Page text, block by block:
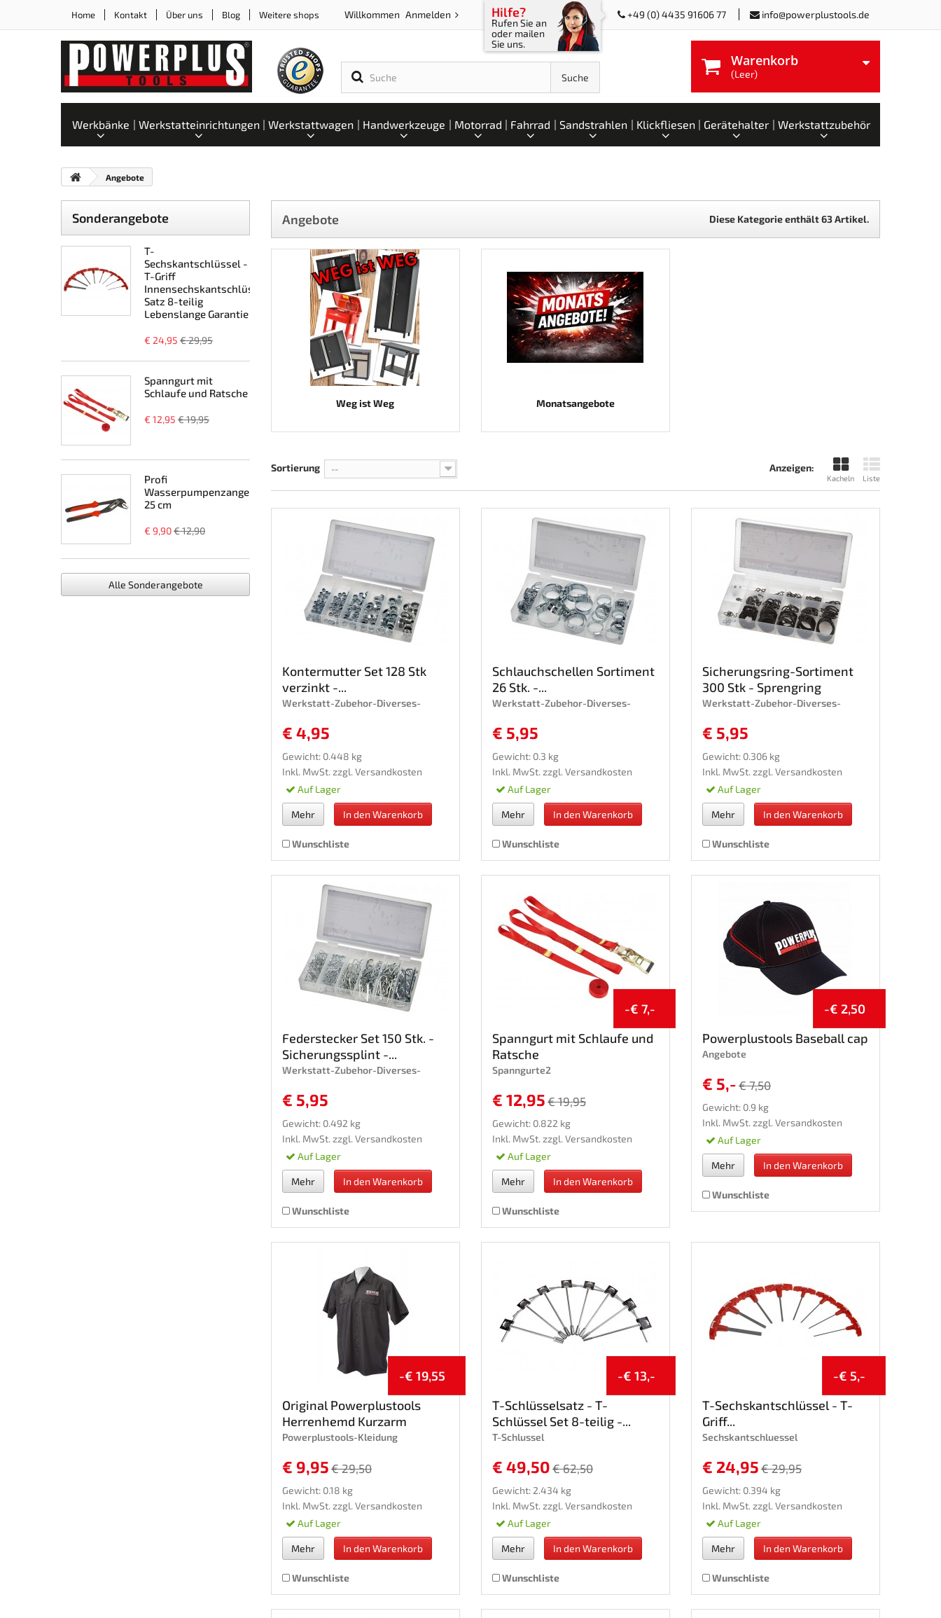
Home Kontakt Über uns Blog Weitere shops Willkommen Anmelden Hilfe?
Rufen Sie an
oder mailen
Sie uns.
+49 (0) 4435 91606 77 info@powerplustools.de
Suche
Warenkorb
(Leer)
Werkbänke Werkstatteinrichtungen Werkstattwagen Handwerkzeuge Motorrad Fahrrad Sandstrahlen Klickfliesen Gerätehalter Werkstattzubehör
Angebote
Sonderangebote
T-
Sechskantschlüssel -
T-Griff
Innensechskantschlüssel
Satz 8-teilig
Lebenslange Garantie
€ 24,95 € 29,95
Spanngurt mit
Schlaufe und Ratsche
€ 12,95 € 19,95
Profi
Wasserpumpenzange
25 cm
€ 9,90€ 12,90
Alle Sonderangebote
Angebote Diese Kategorie enthält 63 Artikel.
Weg ist Weg Monatsangebote
Anzeigen:
Kacheln Liste
Sortierung --
Kontermutter Set 128 Stk
verzinkt -...
Werkstatt-Zubehor-Diverses-
€ 4,95
Gewicht: 0.448 kg
Inkl. MwSt. zzgl. Versandkosten
Auf Lager
Mehr In den Warenkorb
Wunschliste
Schlauchschellen Sortiment
26 Stk. -...
Werkstatt-Zubehor-Diverses-
€ 5,95
Gewicht: 0.3 kg
Inkl. MwSt. zzgl. Versandkosten
Auf Lager
Mehr In den Warenkorb
Wunschliste
Sicherungsring-Sortiment
300 Stk - Sprengring
Werkstatt-Zubehor-Diverses-
€ 5,95
Gewicht: 0.306 kg
Inkl. MwSt. zzgl. Versandkosten
Auf Lager
Mehr In den Warenkorb
Wunschliste
Federstecker Set 150 Stk. -
Sicherungssplint -...
Werkstatt-Zubehor-Diverses-
€ 5,95
Gewicht: 0.492 kg
Inkl. MwSt. zzgl. Versandkosten
Auf Lager
Mehr In den Warenkorb
Wunschliste
-€ 7,-
Spanngurt mit Schlaufe und
Ratsche
Spanngurte2
€ 12,95 € 19,95
Gewicht: 0.822 kg
Inkl. MwSt. zzgl. Versandkosten
Auf Lager
Mehr In den Warenkorb
Wunschliste
-€ 2,50
Powerplustools Baseball cap
Angebote
€ 5,- € 7,50
Gewicht: 0.9 kg
Inkl. MwSt. zzgl. Versandkosten
Auf Lager
Mehr In den Warenkorb
Wunschliste
-€ 19,55
Original Powerplustools
Herrenhemd Kurzarm
Powerplustools-Kleidung
€ 9,95 € 29,50
Gewicht: 0.18 kg
Inkl. MwSt. zzgl. Versandkosten
Auf Lager
Mehr In den Warenkorb
Wunschliste
-€ 13,-
T-Schlüsselsatz - T-
Schlüssel Set 8-teilig -...
T-Schlussel
€ 49,50 € 62,50
Gewicht: 2.434 kg
Inkl. MwSt. zzgl. Versandkosten
Auf Lager
Mehr In den Warenkorb
Wunschliste
-€ 5,-
T-Sechskantschlüssel - T-
Griff...
Sechskantschluessel
€ 24,95 € 29,95
Gewicht: 0.394 kg
Inkl. MwSt. zzgl. Versandkosten
Auf Lager
Mehr In den Warenkorb
Wunschliste